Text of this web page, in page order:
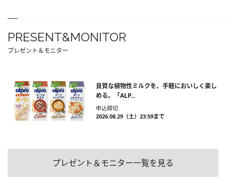
PRESENT&MONITOR
プレゼント＆モニター
良質な植物性ミルクを、手軽においしく楽し
める。「ALP...
申込締切
2026.08.29（土）23:59まで
プレゼント＆モニター一覧を見る